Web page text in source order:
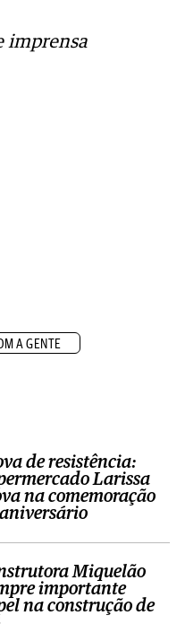
imprensa
A GENTE
de resistência:
Larissa
na comemoração
Miquelão
importante
na construção de